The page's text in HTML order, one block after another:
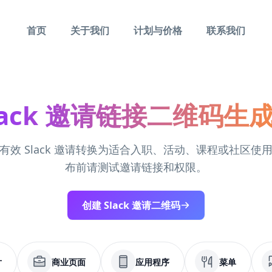
首页 关于我们 计划与价格 联系我们
邀请链接二维码生
效 Slack 邀请转换为适合入职、活动、课程或社区使
布前请测试邀请链接和权限。
创建 Slack 邀请二维码
商业页面 应用程序 菜单